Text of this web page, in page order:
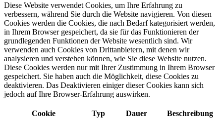
Diese Website verwendet Cookies, um Ihre Erfahrung zu
verbessern, während Sie durch die Website navigieren. Von diesen
Cookies werden die Cookies, die nach Bedarf kategorisiert werden,
in Ihrem Browser gespeichert, da sie für das Funktionieren der
grundlegenden Funktionen der Website wesentlich sind. Wir
verwenden auch Cookies von Drittanbietern, mit denen wir
analysieren und verstehen können, wie Sie diese Website nutzen.
Diese Cookies werden nur mit Ihrer Zustimmung in Ihrem Browser
gespeichert. Sie haben auch die Möglichkeit, diese Cookies zu
deaktivieren. Das Deaktivieren einiger dieser Cookies kann sich
jedoch auf Ihre Browser-Erfahrung auswirken.
Cookie Typ Dauer Beschreibung